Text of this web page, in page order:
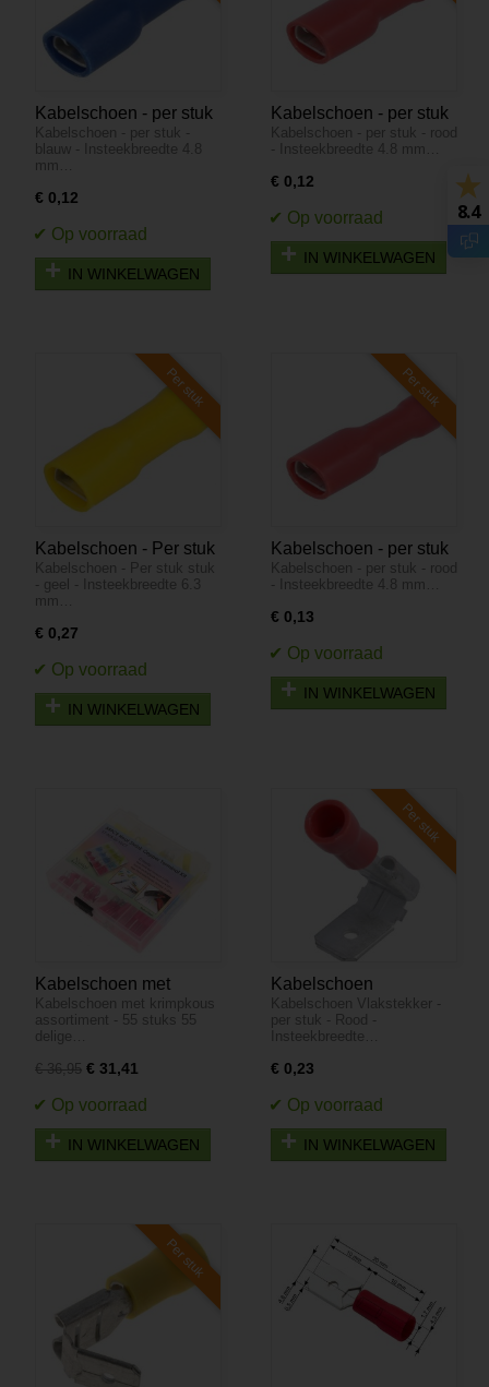
Kabelschoen - per stuk
- blauw - Insteekbreedte
4.8 mm Insteekdikte 0.5
Kabelschoen - per stuk -
blauw - Insteekbreedte 4.8
mm…
€ 0,12
IN WINKELWAGEN
Kabelschoen - per stuk
- rood - Insteekbreedte
4.8 mm Insteekdikte 0.5
mm
Kabelschoen - per stuk - rood
- Insteekbreedte 4.8 mm…
€ 0,12
IN WINKELWAGEN
Per stuk
Kabelschoen - Per stuk
- geel - Insteekbreedte
6.3 mm Insteekdikte 0.8
Kabelschoen - Per stuk stuk
- geel - Insteekbreedte 6.3
mm…
€ 0,27
IN WINKELWAGEN
Per stuk
Kabelschoen - per stuk
- rood - Insteekbreedte
4.8 mm Insteekdikte 0.8
mm
Kabelschoen - per stuk - rood
- Insteekbreedte 4.8 mm…
€ 0,13
IN WINKELWAGEN
Kabelschoen met
krimpkous assortiment -
55 stuks
Kabelschoen met krimpkous
assortiment - 55 stuks 55
delige…
€ 36,95 € 31,41
IN WINKELWAGEN
Per stuk
Kabelschoen
Vlakstekker - per stuk -
Rood - Insteekbreedte
Insteekdikte 0.8 mm
Kabelschoen Vlakstekker -
per stuk - Rood -
Insteekbreedte…
€ 0,23
IN WINKELWAGEN
Per stuk
8.4